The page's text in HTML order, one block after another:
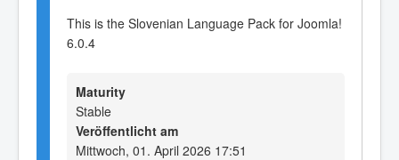
This is the Slovenian Language Pack for Joomla!
6.0.4
Maturity
Stable
Veröffentlicht am
Mittwoch, 01. April 2026 17:51